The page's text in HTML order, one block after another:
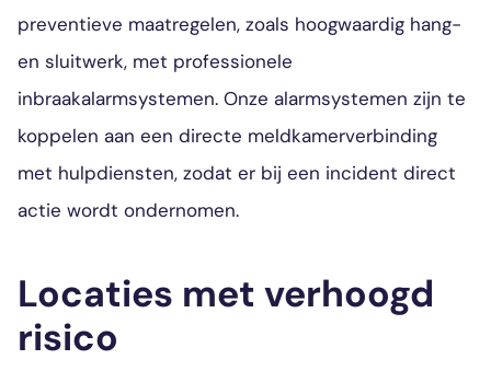
preventieve maatregelen, zoals hoogwaardig hang-
en sluitwerk, met professionele
inbraakalarmsystemen. Onze alarmsystemen zijn te
koppelen aan een directe meldkamerverbinding
met hulpdiensten, zodat er bij een incident direct
actie wordt ondernomen.
Locaties met verhoogd
risico